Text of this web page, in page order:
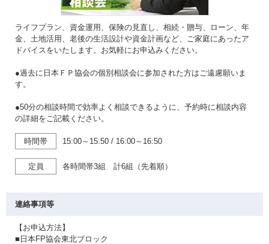
ライフプラン、資金運用、保険の見直し、相続・贈与、ローン、年
金、土地活用、老後の生活設計や資金計画など、ご家庭にあったア
ドバイスをいたします。お気軽にお申込みください。
●過去に日本ＦＰ協会の個別相談会に参加された方はご遠慮願いま
す。
●50分の相談時間で効率よく相談できるように、予約時に相談内容
の詳細をご記載ください。
時間帯 15:00～15:50 / 16:00～16:50
定員 各時間帯3組 計6組（先着順）
連絡事項等
【お申込方法】
■日本FP協会東北ブロック